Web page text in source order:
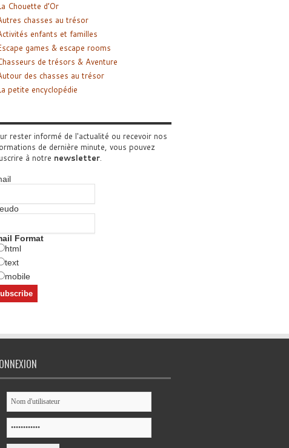
Chouette d’Or
chasses au trésor
enfants et familles
games & escape rooms
de trésors & Aventure
des chasses au trésor
petite encyclopédie
rester informé de l'actualité ou recevoir nos
de dernière minute, vous pouvez
à notre newsletter.
Format
html
text
mobile